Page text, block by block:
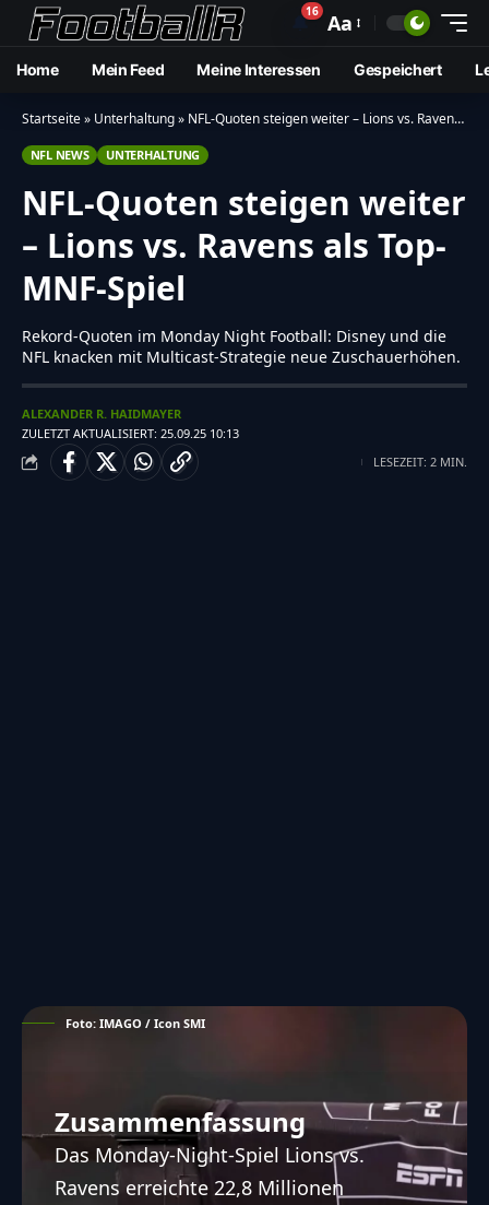
🔔16 Aa
Home Mein Feed Meine Interessen Gespeichert
Startseite» Unterhaltung» NFL-Quoten steigen weiter – Lions vs. Ravens als Top-MNF-Spiel
NFL NEWS UNTERHALTUNG
NFL-Quoten steigen weiter
– Lions vs. Ravens als Top-
MNF-Spiel
Rekord-Quoten im Monday Night Football: Disney und die
NFL knacken mit Multicast-Strategie neue Zuschauerhöhen.
ZULETZT AKTUALISIERT: 25.09.25 10:13
ALEXANDER R. HAIDMAYER
LESEZEIT: 2 MIN.
Foto: IMAGO / Icon SMI
Zusammenfassung
Das Monday-Night-Spiel Lions vs.
Ravens erreichte 22,8 Millionen